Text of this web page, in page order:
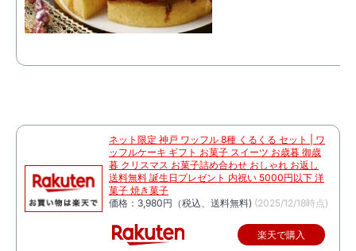
ネット限定 神戸 ワッフル 8種 くるくる セット | ワ
ッフルケーキ ギフト お菓子 スイーツ お歳暮 御歳
暮 クリスマス お菓子詰め合わせ おしゃれ お返し
送料無料 誕生日プレゼント 内祝い 5000円以下 洋
菓子 焼き菓子
価格：3,980円（税込、送料無料) (2025/12/18時点)
楽天で購入